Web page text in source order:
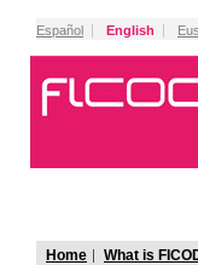
Español English
Home What is